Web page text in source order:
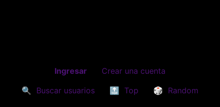
Ingresar
Crear una cuenta
🔍 Buscar usuarios 🔝 Top 🎲 Random